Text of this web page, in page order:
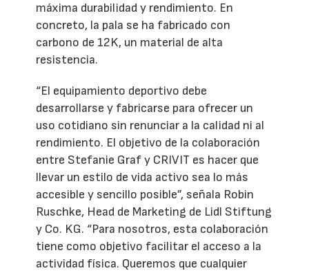
máxima durabilidad y rendimiento. En
concreto, la pala se ha fabricado con
carbono de 12K, un material de alta
resistencia.
“El equipamiento deportivo debe
desarrollarse y fabricarse para ofrecer un
uso cotidiano sin renunciar a la calidad ni al
rendimiento. El objetivo de la colaboración
entre Stefanie Graf y CRIVIT es hacer que
llevar un estilo de vida activo sea lo más
accesible y sencillo posible”, señala Robin
Ruschke, Head de Marketing de Lidl Stiftung
y Co. KG. “Para nosotros, esta colaboración
tiene como objetivo facilitar el acceso a la
actividad física. Queremos que cualquier